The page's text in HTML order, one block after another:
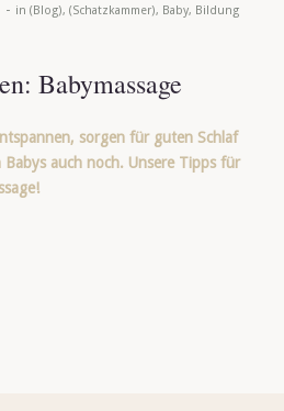
- in (Blog), (Schatzkammer), Baby, Bildung
Babymassage
sorgen für guten Schlaf
auch noch. Unsere Tipps für